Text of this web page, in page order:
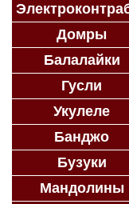
Домры
Балалайки
Гусли
Укулеле
Банджо
Бузуки
Мандолины